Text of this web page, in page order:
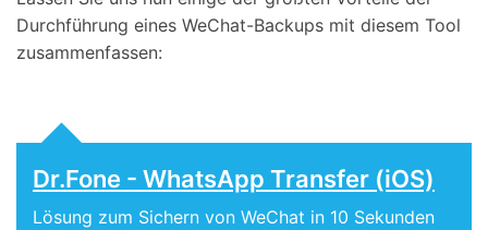
Durchführung eines WeChat-Backups mit diesem Tool
zusammenfassen:
Dr.Fone - WhatsApp Transfer (iOS)
Lösung zum Sichern von WeChat in 10 Sekunden